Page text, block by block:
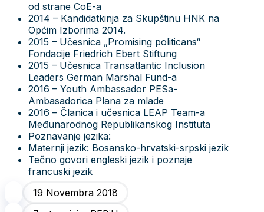
od strane CoE-a
2014 – Kandidatkinja za Skupštinu HNK na
Općim Izborima 2014.
2015 – Učesnica „Promising politicans“
Fondacije Friedrich Ebert Stiftung
2015 – Učesnica Transatlantic Inclusion
Leaders German Marshal Fund-a
2016 – Youth Ambassador PESa-
Ambasadorica Plana za mlade
2016 – Članica i učesnica LEAP Team-a
Međunarodnog Republikanskog Instituta
Poznavanje jezika:
Maternji jezik: Bosansko-hrvatski-srpski jezik
Tečno govori engleski jezik i poznaje
francuski jezik
19 Novembra 2018